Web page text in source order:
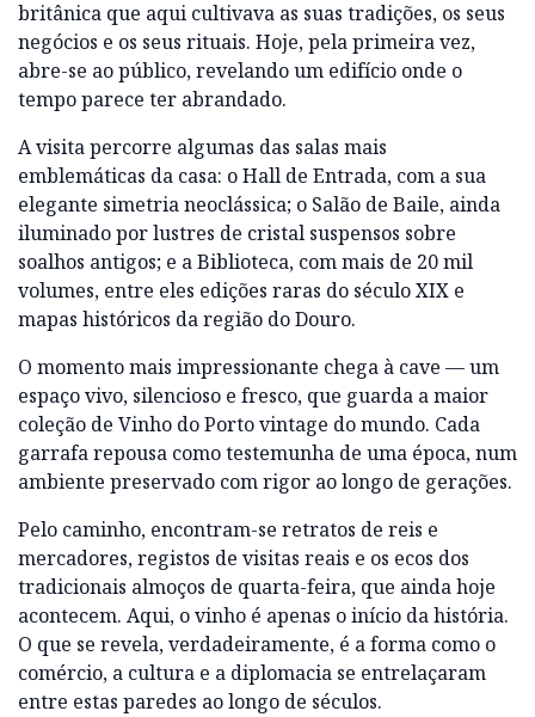
britânica que aqui cultivava as suas tradições, os seus
negócios e os seus rituais. Hoje, pela primeira vez,
abre-se ao público, revelando um edifício onde o
tempo parece ter abrandado.
A visita percorre algumas das salas mais
emblemáticas da casa: o Hall de Entrada, com a sua
elegante simetria neoclássica; o Salão de Baile, ainda
iluminado por lustres de cristal suspensos sobre
soalhos antigos; e a Biblioteca, com mais de 20 mil
volumes, entre eles edições raras do século XIX e
mapas históricos da região do Douro.
O momento mais impressionante chega à cave — um
espaço vivo, silencioso e fresco, que guarda a maior
coleção de Vinho do Porto vintage do mundo. Cada
garrafa repousa como testemunha de uma época, num
ambiente preservado com rigor ao longo de gerações.
Pelo caminho, encontram-se retratos de reis e
mercadores, registos de visitas reais e os ecos dos
tradicionais almoços de quarta-feira, que ainda hoje
acontecem. Aqui, o vinho é apenas o início da história.
O que se revela, verdadeiramente, é a forma como o
comércio, a cultura e a diplomacia se entrelaçaram
entre estas paredes ao longo de séculos.